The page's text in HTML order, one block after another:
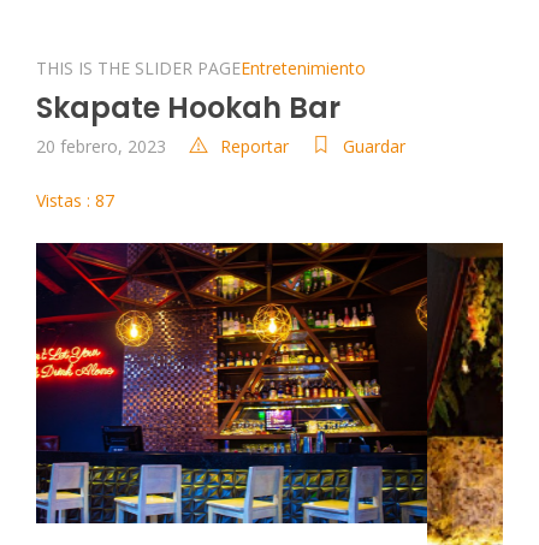
THIS IS THE SLIDER PAGEEntretenimiento
Skapate Hookah Bar
20 febrero, 2023 Reportar Guardar
Vistas : 87